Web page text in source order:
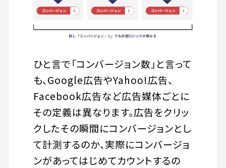
ひと言で「コンバージョン数」と言って
も、Google広告やYahoo!広告、
Facebook広告など広告媒体ごとに
その定義は異なります。広告をクリッ
クしたその瞬間にコンバージョンとし
て計測するのか、実際にコンバージョ
ンがあってはじめてカウントするの